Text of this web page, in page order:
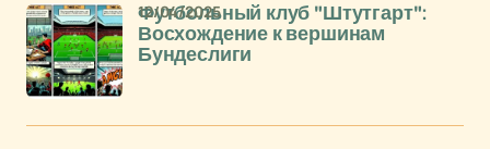
Футбольный клуб "Штутгарт":
Восхождение к вершинам
Бундеслиги
12/04/2025